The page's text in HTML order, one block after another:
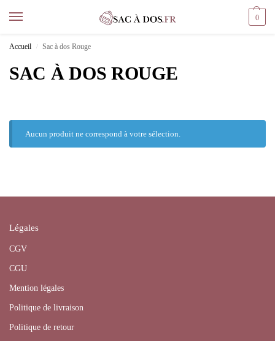
0
Accueil / Sac à dos Rouge
SAC À DOS ROUGE
Aucun produit ne correspond à votre sélection.
Légales
CGV
CGU
Mention légales
Politique de livraison
Politique de retour